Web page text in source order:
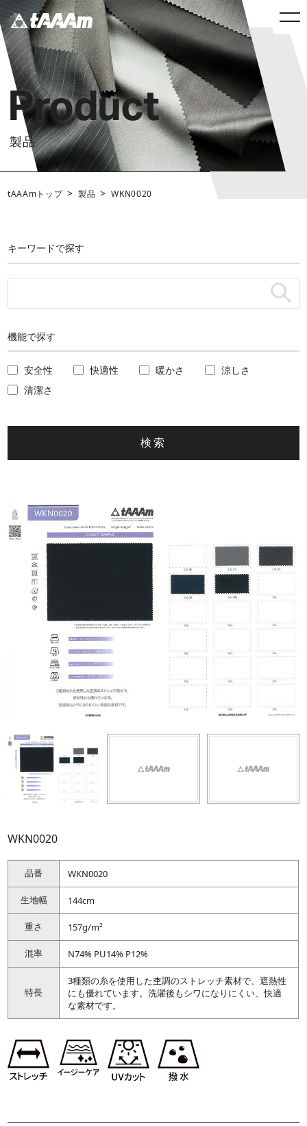
Product
製品
tAAAmトップ > 製品 > WKN0020
キーワードで探す
機能で探す
安全性 快適性 暖かさ
涼しさ
清潔さ
検索
WKN0020
品番 WKN0020
生地幅 144cm
重さ 157g/m²
混率 N74% PU14% P12%
特長
3種類の糸を使用した杢調のストレッチ素材で、遮熱性
にも優れています。洗濯後もシワになりにくい、快適
な素材です。